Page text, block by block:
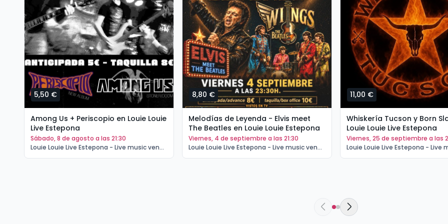
5,50 €
Among Us + Periscopio en Louie Louie
Live Estepona
sábado, 8 de agosto a las 21:30
Louie Louie Live Estepona - Live music venue Estepona | Estepona
8,80 €
Melodías de Leyenda - Elvis meet
The Beatles en Louie Louie Estepona
viernes, 4 de septiembre a las 21:30
Louie Louie Live Estepona - Live music venue Estepona | Estepona
11,00 €
Whiskería Tucson y Born
Louie Louie Live Estepona
viernes, 25 de septiembre a las